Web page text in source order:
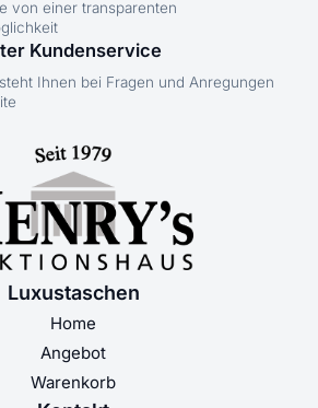
von einer transparenten
Kundenservice
Ihnen bei Fragen und Anregungen
Luxustaschen
Home
Angebot
Warenkorb